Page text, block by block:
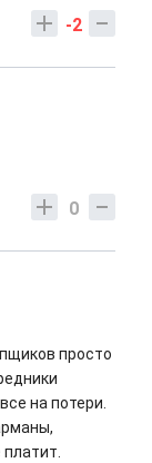
-2
0
просто
на потери.
платит.